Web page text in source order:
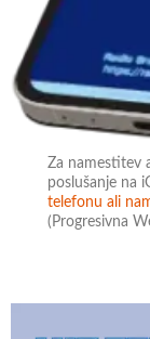
Za namestitev
poslušanje na
telefonu ali
(Progresivna